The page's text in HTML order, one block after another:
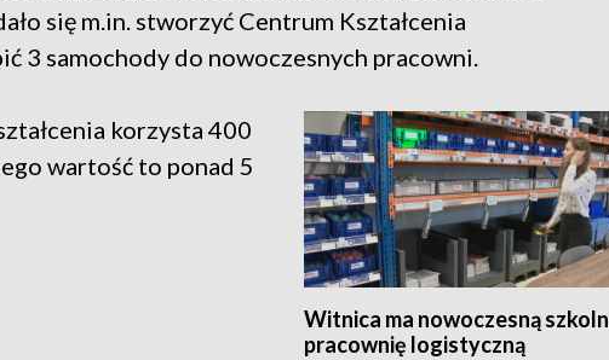
się m.in. stworzyć Centrum Kształcenia
3 samochody do nowoczesnych pracowni.
Witnica ma nowoczesną
pracownię logistyczną
korzysta 400
wartość to ponad 5